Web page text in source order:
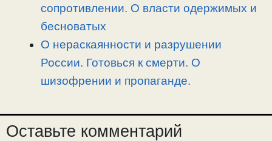
сопротивлении. О власти одержимых и
бесноватых
О нераскаянности и разрушении
России. Готовься к смерти. О
шизофрении и пропаганде.
Оставьте комментарий